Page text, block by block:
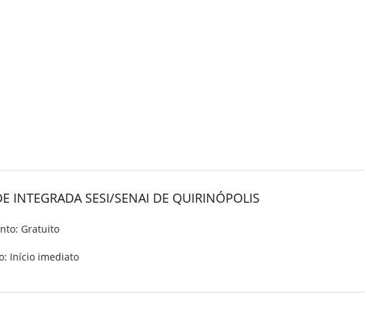
INTEGRADA SESI/SENAI DE QUIRINÓPOLIS
Gratuito
Início imediato